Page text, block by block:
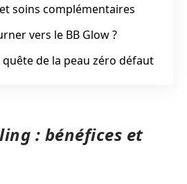
soins complémentaires
vers le BB Glow ?
de la peau zéro défaut
: bénéfices et